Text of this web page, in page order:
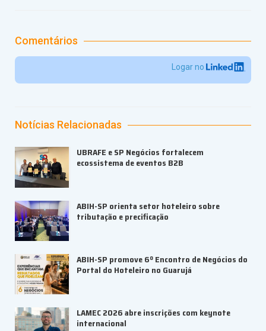
Comentários
Logar no
Notícias Relacionadas
UBRAFE e SP Negócios fortalecem
ecossistema de eventos B2B
ABIH-SP orienta setor hoteleiro sobre
tributação e precificação
ABIH-SP promove 6º Encontro de Negócios do
Portal do Hoteleiro no Guarujá
LAMEC 2026 abre inscrições com keynote
internacional